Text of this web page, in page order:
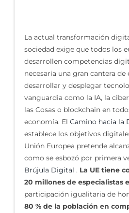
La actual transformación
sociedad exige que todos los
desarrollen competencias
necesaria una gran cantera
desarrollar y desplegar
vanguardia como la IA, la
las Cosas o blockchain en
economía. El Camino hacia la
establece los objetivos
Unión Europea pretende
como se esbozó por primera
Brújula Digital . La UE tiene
20 millones de especialistas
participación igualitaria de
80 % de la población en